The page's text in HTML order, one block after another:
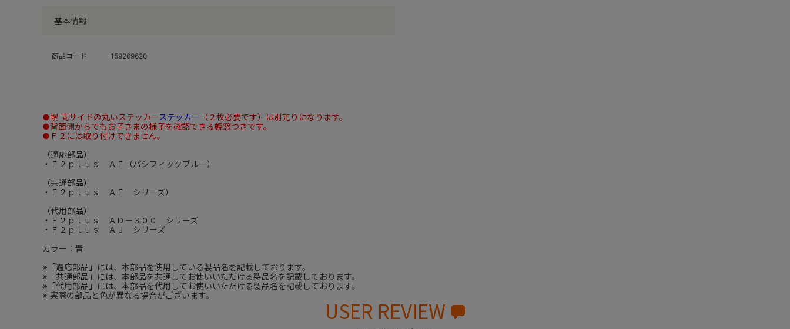
基本情報
商品コード 159269620
●幌 両サイドの丸いステッカーステッカー
（２枚必要です）は別売りになります。
●背面側からでもお子さまの様子を確認できる幌窓つきです。
●Ｆ２には取り付けできません。
（適応部品）
・Ｆ２ｐｌｕｓ ＡＦ（パシフィックブルー）
（共通部品）
・Ｆ２ｐｌｕｓ ＡＦ シリーズ）
（代用部品）
・Ｆ２ｐｌｕｓ ＡＤ－３００ シリーズ
・Ｆ２ｐｌｕｓ ＡＪ シリーズ
カラー：青
※「適応部品」には、本部品を使用している製品名を記載しております。
※「共通部品」には、本部品を共通してお使いいただける製品名を記載しております。
※「代用部品」には、本部品を代用してお使いいただける製品名を記載しております。
※ 実際の部品と色が異なる場合がございます。
USER REVIEW